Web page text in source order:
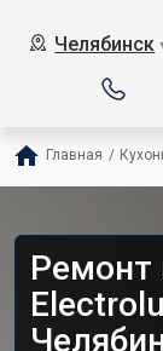
Челябинск
Главная /
Ремонт